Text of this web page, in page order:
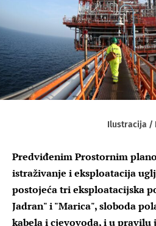
Ilustracija /
Predviđenim Prostornim
istraživanje i eksploatacija
postojeća tri eksploatacijska
Jadran" i "Marica", sloboda
kabela i cjevovoda, i u pravilu